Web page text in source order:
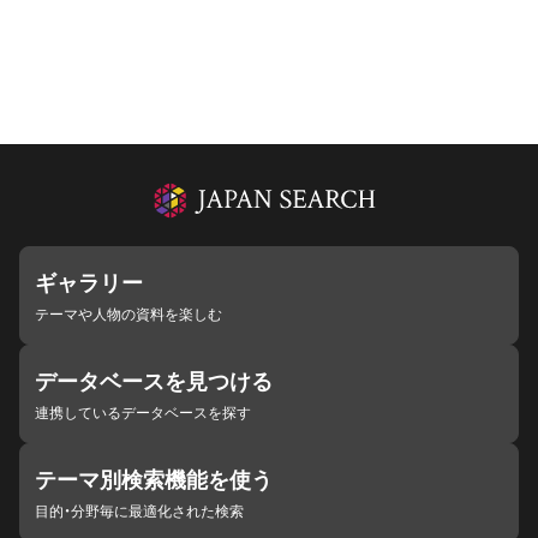
ギャラリー
テーマや人物の資料を楽しむ
データベースを見つける
連携しているデータベースを探す
テーマ別検索機能を使う
目的・分野毎に最適化された検索